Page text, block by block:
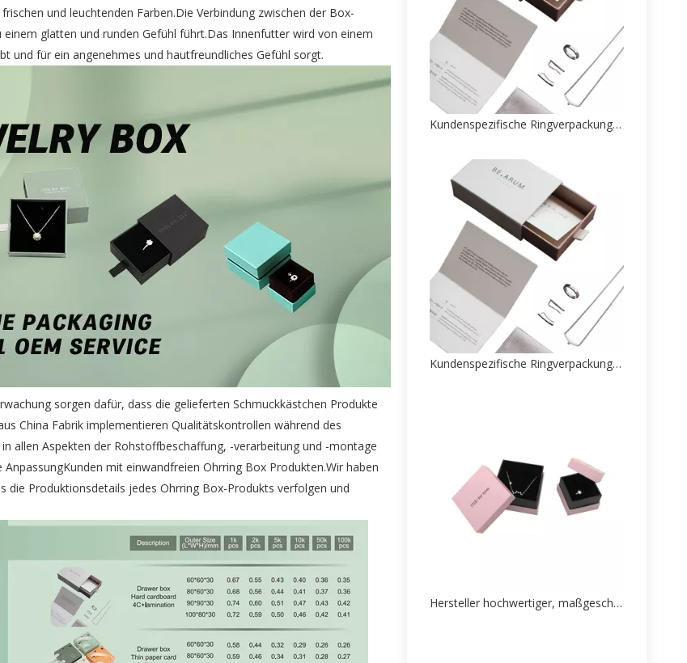
und leuchtenden Farben.Die Verbindung zwischen der Box-
glatten und runden Gefühl führt.Das Innenfutter wird von einem
und für ein angenehmes und hautfreundliches Gefühl sorgt.
sorgen dafür, dass die gelieferten Schmuckkästchen Produkte
China Fabrik implementieren Qualitätskontrollen während des
allen Aspekten der Rohstoffbeschaffung, -verarbeitung und -montage
mit einwandfreien Ohrring Box Produkten.Wir haben
Produktionsdetails jedes Ohrring Box-Produkts verfolgen und
Kundenspezifische Ringverpackungs-Papierbox, Fabrik-Direktverkauf aus China
Kundenspezifische Ringverpackungs-Papierbox, Fabrik-Direktverkauf aus China
Hersteller hochwertiger, maßgeschneiderter Schmuck-Papierschachtelverpackungen